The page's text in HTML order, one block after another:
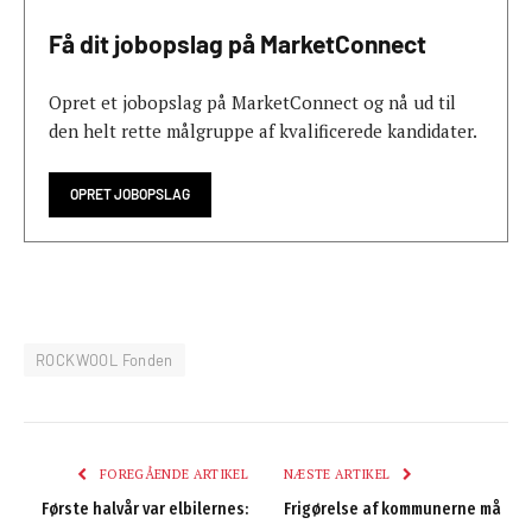
Få dit jobopslag på MarketConnect
Opret et jobopslag på MarketConnect og nå ud til
den helt rette målgruppe af kvalificerede kandidater.
OPRET JOBOPSLAG
ROCKWOOL Fonden
FOREGÅENDE ARTIKEL
Første halvår var elbilernes:
NÆSTE ARTIKEL
Frigørelse af kommunerne må